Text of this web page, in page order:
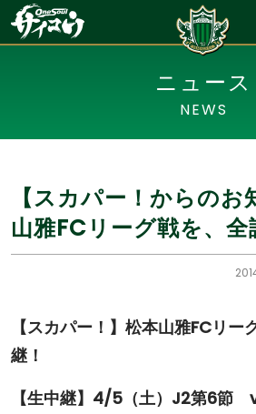
ニュース
NEWS
【スカパー！からの
山雅FCリーグ戦を、全
【スカパー！】松本山雅FCリー
継！
【生中継】4/5（土）J2第6節